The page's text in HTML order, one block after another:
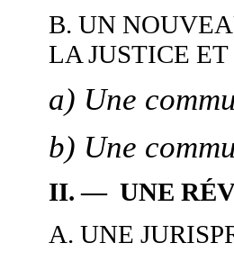
B. UN
LA JUSTICE
a) Une
b) Une
II. — UNE
A. UNE